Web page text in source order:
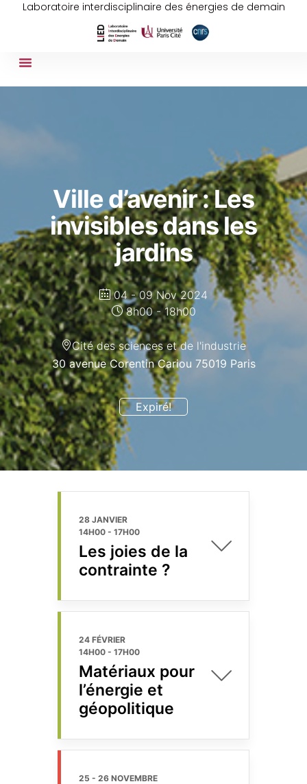
Laboratoire interdisciplinaire des énergies de demain
Ville d’avenir : Les
invisibles dans les
jardins
04 - 09 Nov 2024
Expiré!
8h00 - 18h00
Cité des sciences et de l'industrie
30 avenue Corentin Cariou 75019 Paris
28 JANVIER
14H00 - 17H00
Les joies de la
contrainte ?
24 FÉVRIER
14H00 - 17H00
Matériaux pour
l’énergie et
géopolitique
25 - 26 NOVEMBRE